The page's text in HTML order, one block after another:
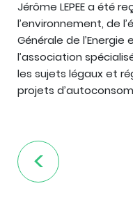
Jérôme LEPEE a été
l’environnement, de
Générale de
l’association
les sujets légaux et
projets